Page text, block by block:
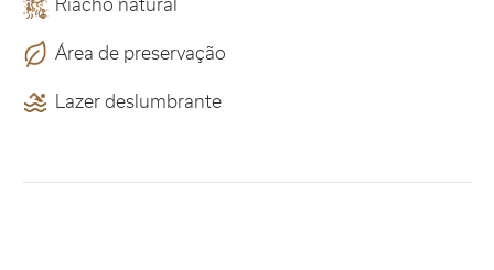
Riacho natural
Área de preservação
Lazer deslumbrante